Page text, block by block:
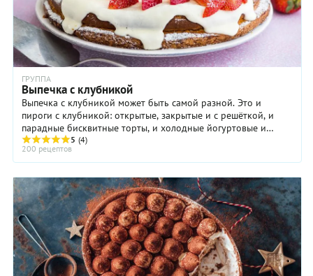
ГРУППА
Выпечка с клубникой
Выпечка с клубникой может быть самой разной. Это и
пироги с клубникой: открытые, закрытые и с решёткой, и
парадные бисквитные торты, и холодные йогуртовые и
творожные торты-муссы. Особенно хороша ...
5 (4)
200 рецептов